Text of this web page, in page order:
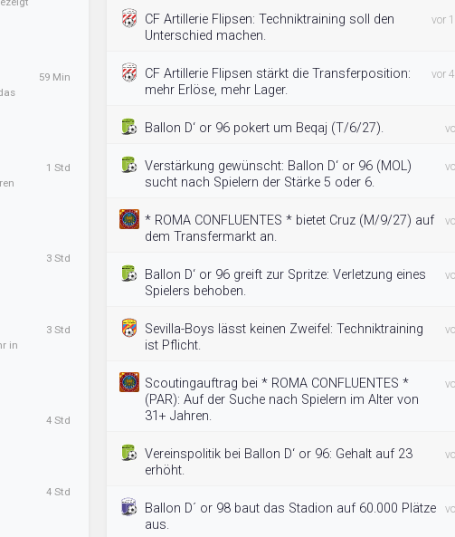
59 Min
1 Std
3 Std
in
3 Std
4 Std
4 Std
CF Artillerie Flipsen: Techniktraining soll den
Unterschied machen.
vor
CF Artillerie Flipsen stärkt die Transferposition:
mehr Erlöse, mehr Lager.
vor
Ballon D‘ or 96 pokert um Beqaj (T/6/27).
Verstärkung gewünscht: Ballon D‘ or 96 (MOL)
sucht nach Spielern der Stärke 5 oder 6.
* ROMA CONFLUENTES * bietet Cruz (M/9/27) auf
dem Transfermarkt an.
Ballon D‘ or 96 greift zur Spritze: Verletzung eines
Spielers behoben.
Sevilla-Boys lässt keinen Zweifel: Techniktraining
ist Pflicht.
Scoutingauftrag bei * ROMA CONFLUENTES *
(PAR): Auf der Suche nach Spielern im Alter von
31+ Jahren.
Vereinspolitik bei Ballon D‘ or 96: Gehalt auf 23
erhöht.
Ballon D´ or 98 baut das Stadion auf 60.000 Plätze
aus.